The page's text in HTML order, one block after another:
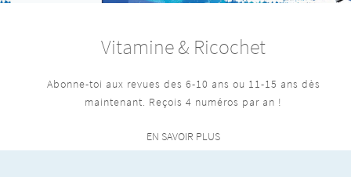
Vitamine & Ricochet
Abonne-toi aux revues des 6-10 ans ou 11-15 ans dès
maintenant. Reçois 4 numéros par an !
EN SAVOIR PLUS